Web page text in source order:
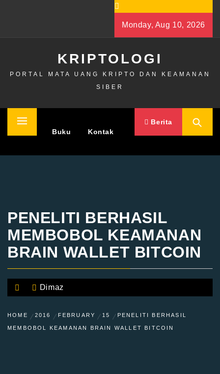
Monday, Aug 10, 2026
KRIPTOLOGI
PORTAL MATA UANG KRIPTO DAN KEAMANAN
SIBER
Primary
Buku Kontak
Berita
PENELITI BERHASIL
MEMBOBOL KEAMANAN
BRAIN WALLET BITCOIN
Dimaz
HOME 2016 FEBRUARY 15 PENELITI BERHASIL
MEMBOBOL KEAMANAN BRAIN WALLET BITCOIN